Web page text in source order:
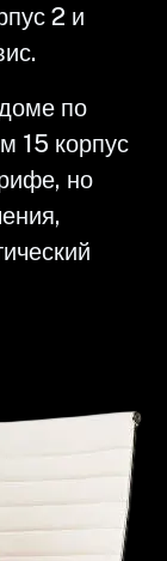
2 и
по
15 корпус
но